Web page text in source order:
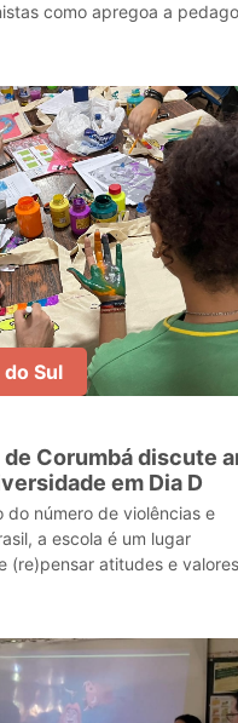
como apregoa a
Sul
discute amor
em Dia D
do número de violências e
a escola é um lugar
(re)pensar atitudes e